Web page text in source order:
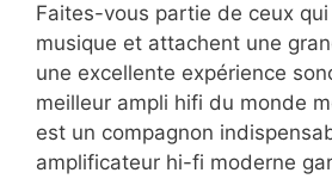
Faites-vous partie de ceux
musique et attachent une
une excellente expérience
meilleur ampli hifi du monde
est un compagnon
amplificateur hi-fi moderne